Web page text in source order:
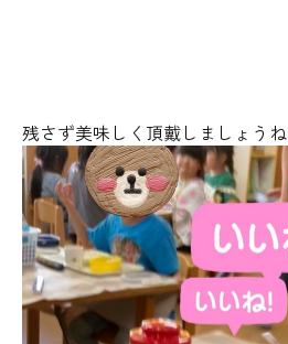
残さず美味しく頂戴しましょうね